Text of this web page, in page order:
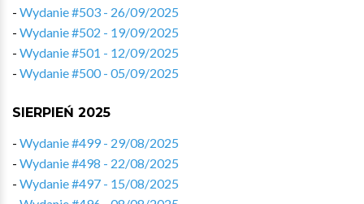
- Wydanie #503 - 26/09/2025
- Wydanie #502 - 19/09/2025
- Wydanie #501 - 12/09/2025
- Wydanie #500 - 05/09/2025
SIERPIEŃ 2025
- Wydanie #499 - 29/08/2025
- Wydanie #498 - 22/08/2025
- Wydanie #497 - 15/08/2025